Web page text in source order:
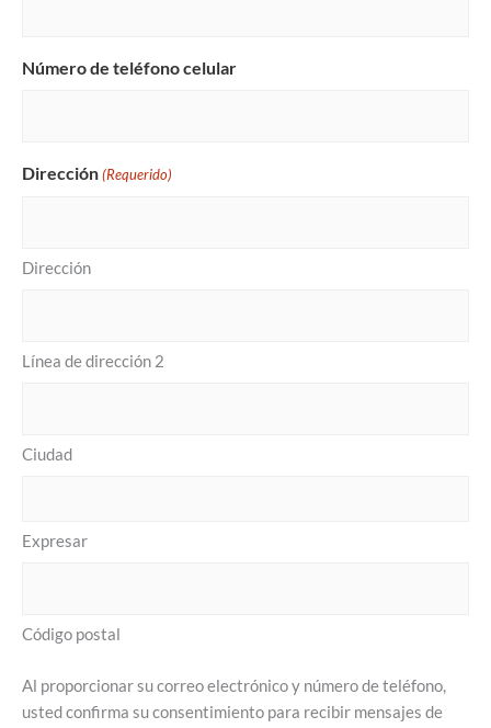
Número de teléfono celular
Dirección (Requerido)
Dirección
Línea de dirección 2
Ciudad
Expresar
Código postal
Al proporcionar su correo electrónico y número de teléfono,
usted confirma su consentimiento para recibir mensajes de